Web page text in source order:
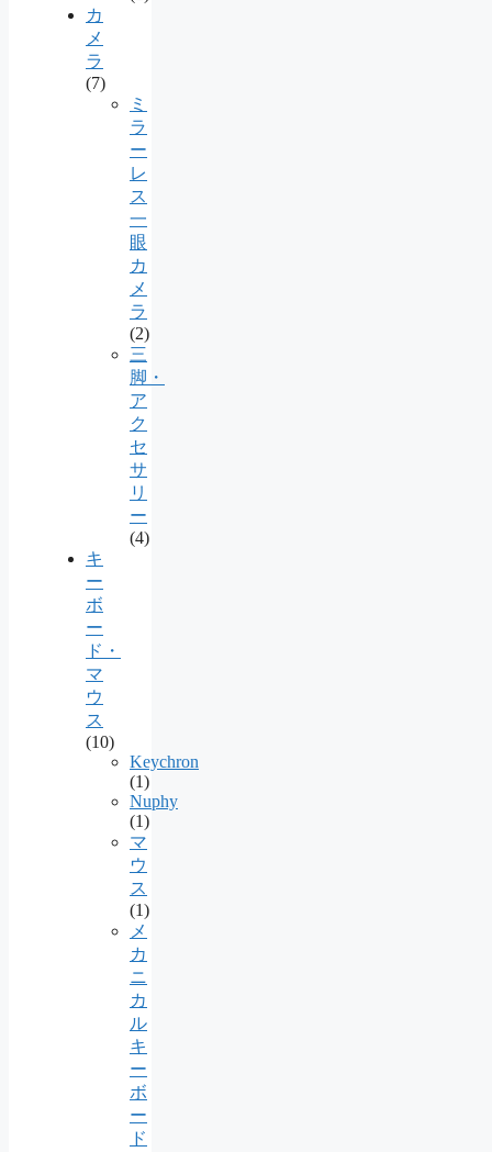
カ
メ
ラ
(7)
ミ
ラ
ー
レ
ス
一
眼
カ
メ
ラ
(2)
三
脚・
ア
ク
セ
サ
リ
ー
(4)
キ
ー
ボ
ー
ド・
マ
ウ
ス
(10)
Keychron
(1)
Nuphy
(1)
マ
ウ
ス
(1)
メ
カ
ニ
カ
ル
キ
ー
ボ
ー
ド